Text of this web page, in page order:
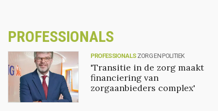
PROFESSIONALS
PROFESSIONALS ZORG EN POLITIEK
'Transitie in de zorg maakt
financiering van
zorgaanbieders complex'